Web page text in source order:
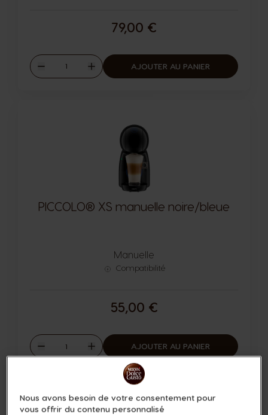
79,00 €
Diminuer
Quantité
Augmenter
AJOUTER AU PANIER
PICCOLO® XS manuelle noire/bleue
Manuelle
Compatibilité
55,00 €
Diminuer
Quantité
Augmenter
AJOUTER AU PANIER
Nous avons besoin de votre consentement pour
vous offrir du contenu personnalisé